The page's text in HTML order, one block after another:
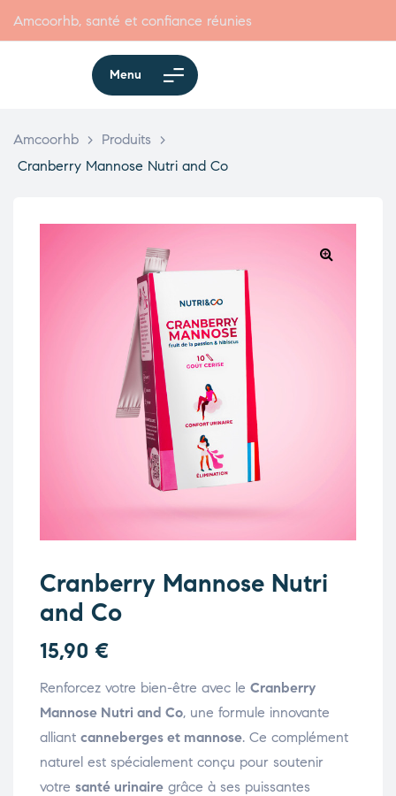
Amcoorhb, santé et confiance réunies
Menu
Amcoorhb > Produits
>
Cranberry Mannose Nutri and Co
Cranberry Mannose Nutri
and Co
15,90 €
Renforcez votre bien-être avec le Cranberry
Mannose Nutri and Co, une formule innovante
alliant canneberges et mannose. Ce complément
naturel est spécialement conçu pour soutenir
votre santé urinaire grâce à ses puissantes